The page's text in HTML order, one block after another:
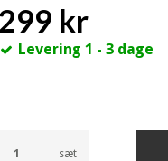
299 kr
Levering 1 - 3 dage
sæt